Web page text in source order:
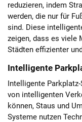
reduzieren, indem
werden, die nur für
sind. Diese
zeigen, dass es viele
Städten effizienter
Intelligente
Intelligente
von intelligenten
können, Staus und
Systeme nutzen